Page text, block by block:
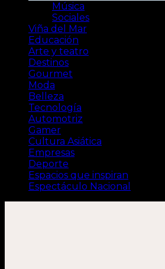
Música
Sociales
Viña del Mar
Educación
Arte y teatro
Destinos
Gourmet
Moda
Belleza
Tecnología
Automotriz
Gamer
Cultura Asiática
Empresas
Deporte
Espacios que inspiran
Espectáculo Nacional